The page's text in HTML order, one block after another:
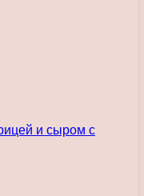
и сыром с